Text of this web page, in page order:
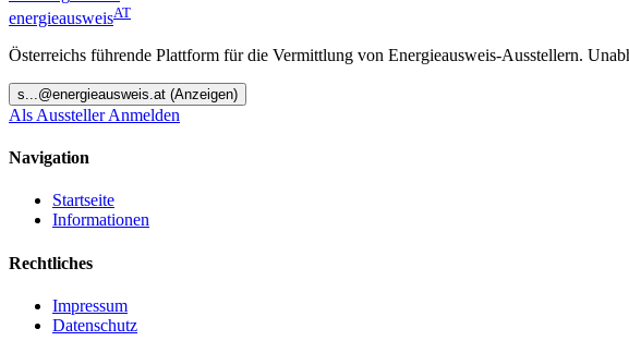
energieausweisAT
Österreichs führende Plattform für die Vermittlung von Energieausweis-Ausstellern.
s ...@energieausweis.at (Anzeigen)
Als Aussteller Anmelden
Navigation
Startseite
Informationen
Rechtliches
Impressum
Datenschutz